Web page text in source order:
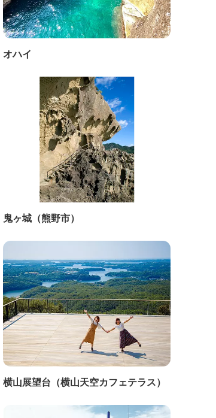
オハイ
鬼ヶ城（熊野市）
横山展望台（横山天空カフェテラス）